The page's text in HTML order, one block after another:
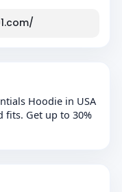
Hoodie in USA
fits. Get up to 30%